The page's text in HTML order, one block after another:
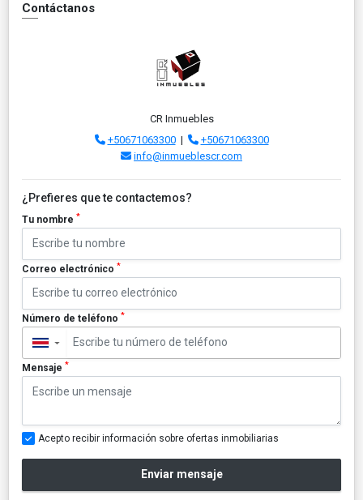
Contáctanos
CR Inmuebles
+50671063300|
+50671063300
info@inmueblescr.com
¿Prefieres que te contactemos?
Tu nombre *
Correo electrónico *
Número de teléfono *
▼
Mensaje *
Acepto recibir información sobre ofertas inmobiliarias
Enviar mensaje